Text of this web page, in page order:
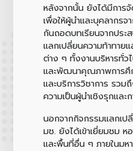
หลังจากนั้น ยังได้มีการ
เพื่อให้ผู้นำและบุคลากร
กันถอดบทเรียนจากปร
แลกเปลี่ยนความท้าทาย
ต่าง ๆ ทั้งงานบริหารทั่ว
และพัฒนาคุณภาพการศึ
และบริการวิชาการ รว
ความเป็นผู้นำเชิงรุกและ
นอกจากกิจกรรมแลกเ
มช. ยังได้เข้าเยี่ยมชม
และพื้นที่อื่น ๆ ภายในมห